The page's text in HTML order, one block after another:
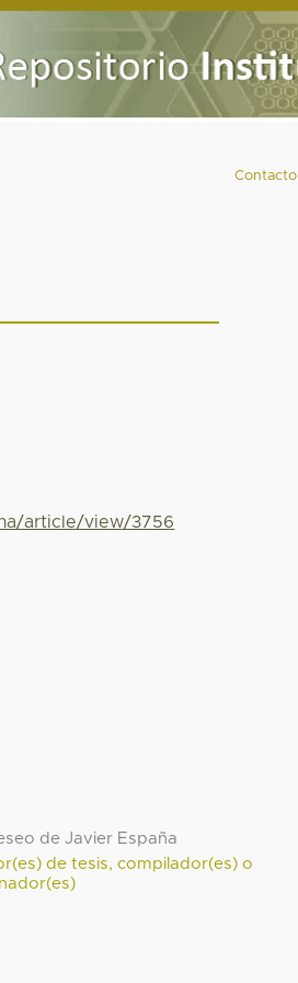
Contacto
article/view/3756
de Javier España
de tesis, compilador(es) o